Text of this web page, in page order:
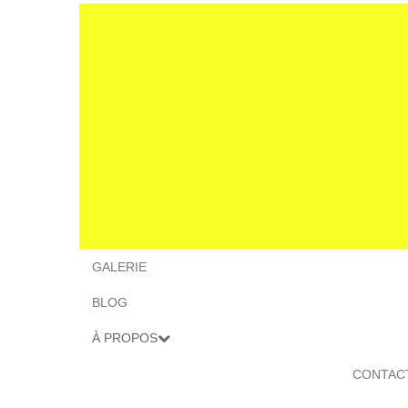
GALERIE
BLOG
À PROPOS